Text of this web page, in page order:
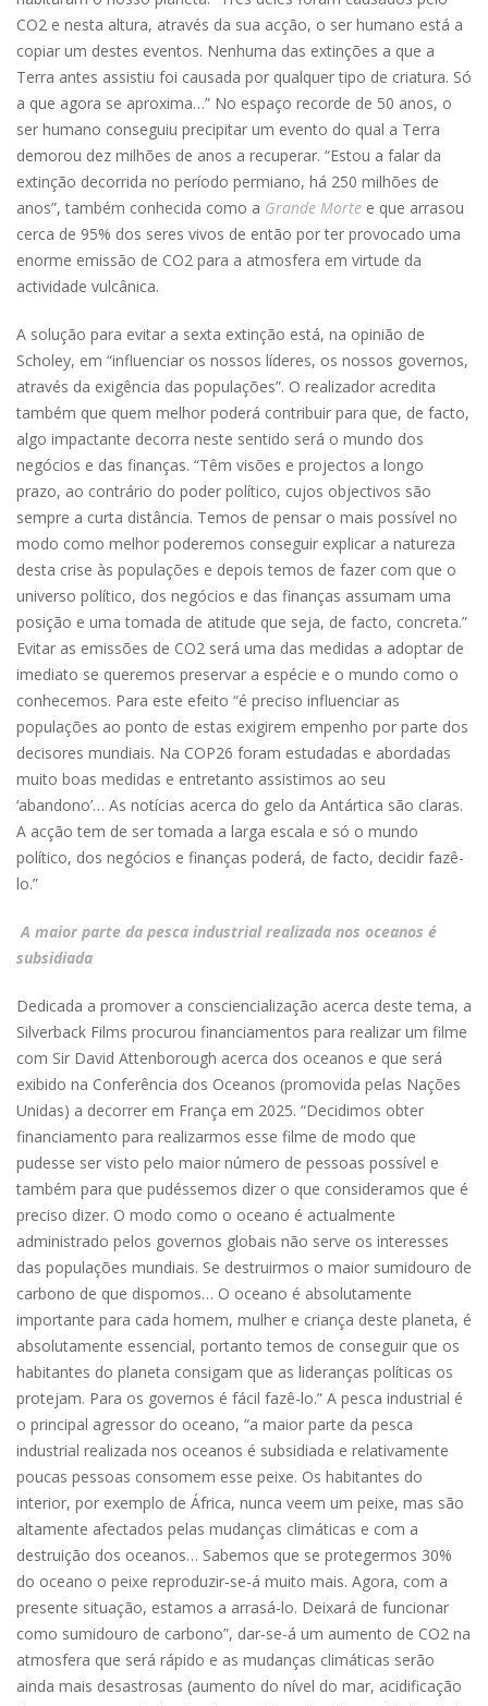
CO2 e nesta altura, através da sua acção, o ser humano está a
copiar um destes eventos. Nenhuma das extinções a que a
Terra antes assistiu foi causada por qualquer tipo de criatura. Só
a que agora se aproxima…” No espaço recorde de 50 anos, o
ser humano conseguiu precipitar um evento do qual a Terra
demorou dez milhões de anos a recuperar. “Estou a falar da
extinção decorrida no período permiano, há 250 milhões de
anos”, também conhecida como a Grande Morte e que arrasou
cerca de 95% dos seres vivos de então por ter provocado uma
enorme emissão de CO2 para a atmosfera em virtude da
actividade vulcânica.
A solução para evitar a sexta extinção está, na opinião de
Scholey, em “influenciar os nossos líderes, os nossos governos,
através da exigência das populações”. O realizador acredita
também que quem melhor poderá contribuir para que, de facto,
algo impactante decorra neste sentido será o mundo dos
negócios e das finanças. “Têm visões e projectos a longo
prazo, ao contrário do poder político, cujos objectivos são
sempre a curta distância. Temos de pensar o mais possível no
modo como melhor poderemos conseguir explicar a natureza
desta crise às populações e depois temos de fazer com que o
universo político, dos negócios e das finanças assumam uma
posição e uma tomada de atitude que seja, de facto, concreta.”
Evitar as emissões de CO2 será uma das medidas a adoptar de
imediato se queremos preservar a espécie e o mundo como o
conhecemos. Para este efeito “é preciso influenciar as
populações ao ponto de estas exigirem empenho por parte dos
decisores mundiais. Na COP26 foram estudadas e abordadas
muito boas medidas e entretanto assistimos ao seu
‘abandono’… As notícias acerca do gelo da Antártica são claras.
A acção tem de ser tomada a larga escala e só o mundo
político, dos negócios e finanças poderá, de facto, decidir fazê-
lo.”
A maior parte da pesca industrial realizada nos oceanos é
subsidiada
Dedicada a promover a consciencialização acerca deste tema, a
Silverback Films procurou financiamentos para realizar um filme
com Sir David Attenborough acerca dos oceanos e que será
exibido na Conferência dos Oceanos (promovida pelas Nações
Unidas) a decorrer em França em 2025. “Decidimos obter
financiamento para realizarmos esse filme de modo que
pudesse ser visto pelo maior número de pessoas possível e
também para que pudéssemos dizer o que consideramos que é
preciso dizer. O modo como o oceano é actualmente
administrado pelos governos globais não serve os interesses
das populações mundiais. Se destruirmos o maior sumidouro de
carbono de que dispomos… O oceano é absolutamente
importante para cada homem, mulher e criança deste planeta, é
absolutamente essencial, portanto temos de conseguir que os
habitantes do planeta consigam que as lideranças políticas os
protejam. Para os governos é fácil fazê-lo.” A pesca industrial é
o principal agressor do oceano, “a maior parte da pesca
industrial realizada nos oceanos é subsidiada e relativamente
poucas pessoas consomem esse peixe. Os habitantes do
interior, por exemplo de África, nunca veem um peixe, mas são
altamente afectados pelas mudanças climáticas e com a
destruição dos oceanos… Sabemos que se protegermos 30%
do oceano o peixe reproduzir-se-á muito mais. Agora, com a
presente situação, estamos a arrasá-lo. Deixará de funcionar
como sumidouro de carbono”, dar-se-á um aumento de CO2 na
atmosfera que será rápido e as mudanças climáticas serão
ainda mais desastrosas (aumento do nível do mar, acidificação